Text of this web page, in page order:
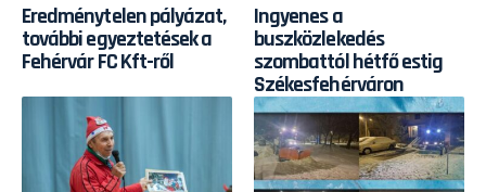
Eredménytelen pályázat,
további egyeztetések a
Fehérvár FC Kft-ről
Ingyenes a
buszközlekedés
szombattól hétfő estig
Székesfehérváron